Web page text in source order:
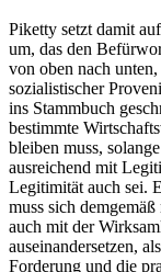
Piketty setzt damit
um, das den
von oben nach
sozialistischer
ins Stammbuch
bestimmte
bleiben muss,
ausreichend mit
Legitimität auch sei.
muss sich
auch mit der
auseinandersetzen,
Forderung und die